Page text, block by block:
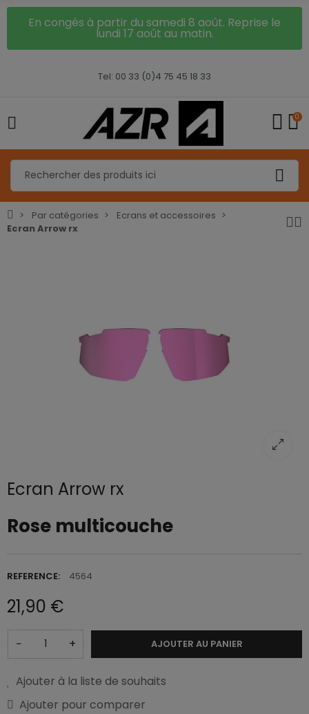
En congés à partir du samedi 8 août. Reprise le
lundi 17 août au matin.
Tel: 00 33 (0)4 75 45 18 33
0
Par catégories
Ecrans et accessoires
Ecran Arrow rx
Ecran Arrow rx
Rose multicouche
REFERENCE: 4564
21,90 €
− + AJOUTER AU PANIER
Ajouter à la liste de souhaits
Ajouter pour comparer